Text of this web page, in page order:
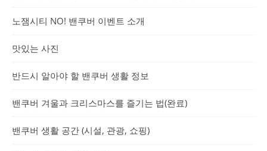
노잼시티 NO! 밴쿠버 이벤트 소개
맛있는 사진
반드시 알아야 할 밴쿠버 생활 정보
밴쿠버 겨울과 크리스마스를 즐기는 법(완료)
밴쿠버 생활 공간 (시설, 관광, 쇼핑)